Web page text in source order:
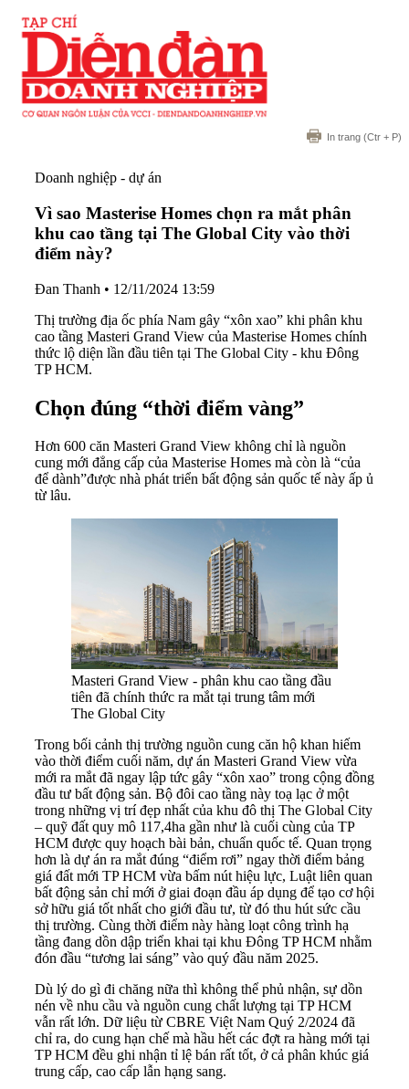
In trang (Ctr + P)
Doanh nghiệp - dự án
Vì sao Masterise Homes chọn ra mắt phân
khu cao tầng tại The Global City vào thời
điểm này?
Đan Thanh • 12/11/2024 13:59
Thị trường địa ốc phía Nam gây “xôn xao” khi phân khu
cao tầng Masteri Grand View của Masterise Homes chính
thức lộ diện lần đầu tiên tại The Global City - khu Đông
TP HCM.
Chọn đúng “thời điểm vàng”
Hơn 600 căn Masteri Grand View không chỉ là nguồn
cung mới đẳng cấp của Masterise Homes mà còn là “của
để dành”được nhà phát triển bất động sản quốc tế này ấp ủ
từ lâu.
Masteri Grand View - phân khu cao tầng đầu
tiên đã chính thức ra mắt tại trung tâm mới
The Global City
Trong bối cảnh thị trường nguồn cung căn hộ khan hiếm
vào thời điểm cuối năm, dự án Masteri Grand View vừa
mới ra mắt đã ngay lập tức gây “xôn xao” trong cộng đồng
đầu tư bất động sản. Bộ đôi cao tầng này toạ lạc ở một
trong những vị trí đẹp nhất của khu đô thị The Global City
– quỹ đất quy mô 117,4ha gần như là cuối cùng của TP
HCM được quy hoạch bài bản, chuẩn quốc tế. Quan trọng
hơn là dự án ra mắt đúng “điểm rơi” ngay thời điểm bảng
giá đất mới TP HCM vừa bấm nút hiệu lực, Luật liên quan
bất động sản chỉ mới ở giai đoạn đầu áp dụng để tạo cơ hội
sở hữu giá tốt nhất cho giới đầu tư, từ đó thu hút sức cầu
thị trường. Cùng thời điểm này hàng loạt công trình hạ
tầng đang dồn dập triển khai tại khu Đông TP HCM nhằm
đón đầu “tương lai sáng” vào quý đầu năm 2025.
Dù lý do gì đi chăng nữa thì không thể phủ nhận, sự dồn
nén về nhu cầu và nguồn cung chất lượng tại TP HCM
vẫn rất lớn. Dữ liệu từ CBRE Việt Nam Quý 2/2024 đã
chỉ ra, do cung hạn chế mà hầu hết các đợt ra hàng mới tại
TP HCM đều ghi nhận tỉ lệ bán rất tốt, ở cả phân khúc giá
trung cấp, cao cấp lẫn hạng sang.